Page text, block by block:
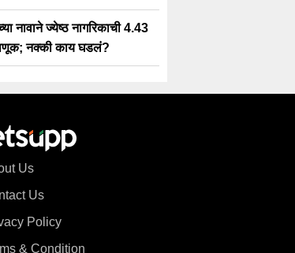
नावाने ज्येष्ठ नागरिकाची 4.43
नक्की काय घडलं?
Us
Us
Policy
& Condition